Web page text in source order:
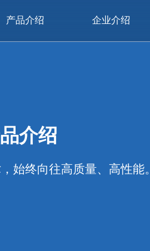
产品介绍 企业介绍
介绍
始终向往高质量、高性能。